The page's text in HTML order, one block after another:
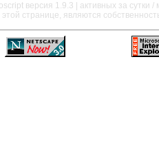
версия 1.9.3 | активных за сутки /
странице, являются
——————————————